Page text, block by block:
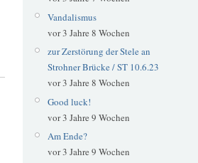
Vandalismus
vor 3 Jahre 8 Wochen
zur Zerstörung der Stele an
Strohner Brücke / ST 10.6.23
vor 3 Jahre 8 Wochen
Good luck!
vor 3 Jahre 9 Wochen
Am Ende?
vor 3 Jahre 9 Wochen